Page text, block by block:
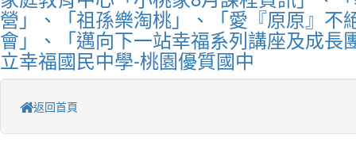
營」、「祖孫樂淘桃」、「愛『原原』不
會」、「邁向下一站幸福系列講座及成長
立幸福國民中學-桃園優質國中
返回首頁